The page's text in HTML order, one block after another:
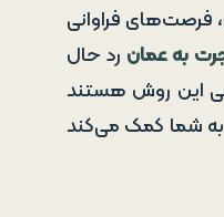
فرصت‌های فراوانی
به عمان رد حال
این روش هستند
به شما کمک می‌کند